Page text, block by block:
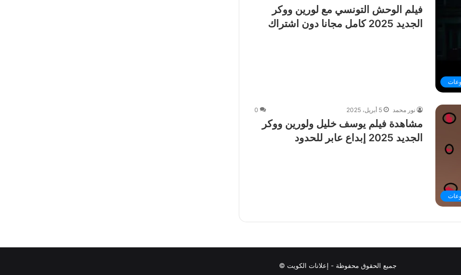
فيلم الوحش التونسي مع لورين ووكر
الجديد 2025 كامل مجانا دون اشتراك
نور محمد 5 أبريل، 2025 0
مشاهدة فيلم يوسف خليل ولورين ووكر
الجديد 2025 إبداع عابر للحدود
جميع الحقوق محفوظة - إعلانات الكويت ©